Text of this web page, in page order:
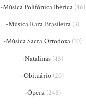
-Música Polifônica Ibérica(46)
-Música Rara Brasileira (3)
-Música Sacra Ortodoxa (10)
-Natalinas(45)
-Obituário (20)
-Ópera(248)